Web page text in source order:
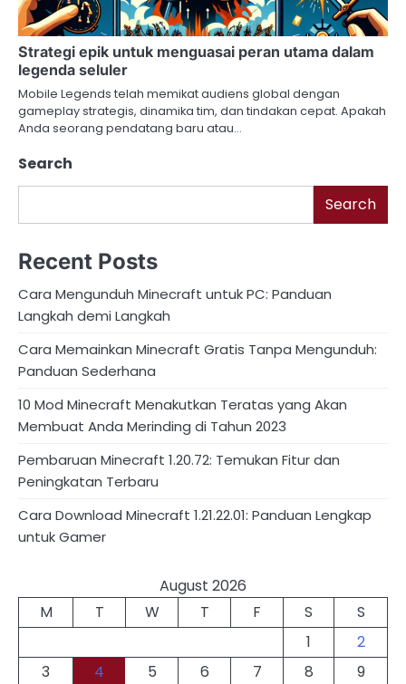
Strategi epik untuk menguasai peran utama dalam
legenda seluler
Mobile Legends telah memikat audiens global dengan
gameplay strategis, dinamika tim, dan tindakan cepat. Apakah
Anda seorang pendatang baru atau…
Search
Search
Recent Posts
Cara Mengunduh Minecraft untuk PC: Panduan
Langkah demi Langkah
Cara Memainkan Minecraft Gratis Tanpa Mengunduh:
Panduan Sederhana
10 Mod Minecraft Menakutkan Teratas yang Akan
Membuat Anda Merinding di Tahun 2023
Pembaruan Minecraft 1.20.72: Temukan Fitur dan
Peningkatan Terbaru
Cara Download Minecraft 1.21.22.01: Panduan Lengkap
untuk Gamer
August 2026
M
T W T F S
S
1
2
3
4 5 6 7 8
9